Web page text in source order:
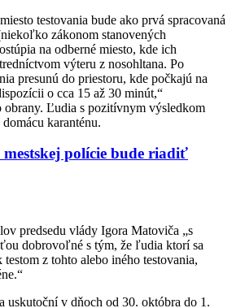
testovania bude ako prvá spracovaná
zákonom stanovených
na odberné miesto, kde ich
výteru z nosohltana. Po
presunú do priestoru, kde počkajú na
o cca 15 až 30 minút,“
Ľudia s pozitívnym výsledkom
karanténu.
polície bude riadiť
predsedu vlády Igora Matoviča „s
dobrovoľné s tým, že ľudia ktorí sa
z tohto alebo iného testovania,
uskutoční v dňoch od 30. októbra do 1.